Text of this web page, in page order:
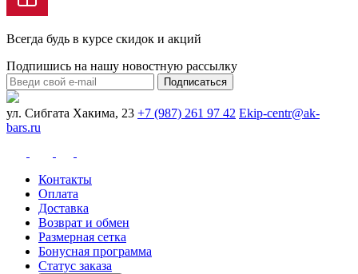
Всегда будь в курсе скидок и акций
Подпишись на нашу новостную рассылку
Подписаться
ул. Сибгата Хакима, 23 +7 (987) 261 97 42 Ekip-centr@ak-
bars.ru
Контакты
Оплата
Доставка
Возврат и обмен
Размерная сетка
Бонусная программа
Статус заказа